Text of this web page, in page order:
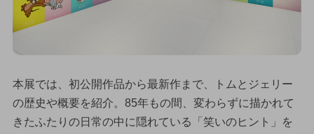
本展では、初公開作品から最新作まで、トムとジェリー
の歴史や概要を紹介。85年もの間、変わらずに描かれて
きたふたりの日常の中に隠れている「笑いのヒント」を